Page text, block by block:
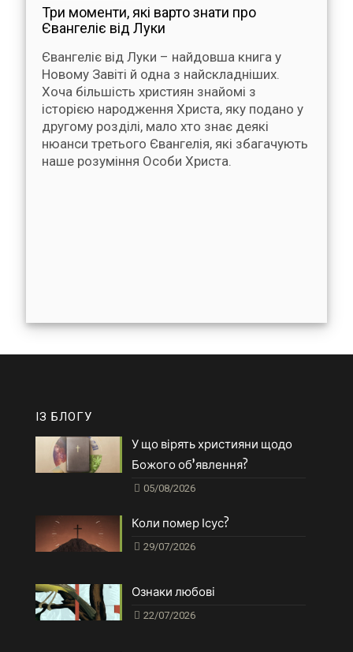
Три моменти, які варто знати про
Євангеліє від Луки
Євангеліє від Луки – найдовша книга у
Новому Завіті й одна з найскладніших.
Хоча більшість християн знайомі з
історією народження Христа, яку подано у
другому розділі, мало хто знає деякі
нюанси третього Євангелія, які збагачують
наше розуміння Особи Христа.
ІЗ БЛОГУ
У що вірять християни щодо
Божого об’явлення?
05/08/2026
Коли помер Ісус?
29/07/2026
Ознаки любові
22/07/2026